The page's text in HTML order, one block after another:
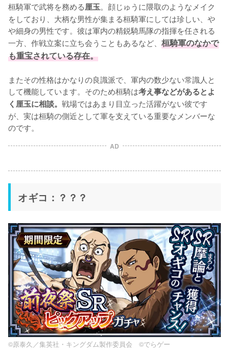
桓騎軍で武将を務める厘玉。顔じゅうに隈取のようなメイク
をしており、大柄な男性が集まる桓騎軍にしては珍しい、や
や細身の男性です。彼は軍内の精鋭騎馬隊の指揮を任される
一方、作戦立案に立ち会うこともあるなど、 桓騎軍のなかで
も重宝されている存在。
またその性格はかなりの良識派で、軍内の数少ない常識人と
して機能しています。そのため桓騎は考え事などがあるとよ
く厘玉に相談。 戦場ではあまり目立った活躍がない彼です
が、実は桓騎の側近として軍を支えている重要なメンバーな
のです。
AD
オギコ：？？？
©原泰久／集英社・キングダム製作委員会 ©でらゲー